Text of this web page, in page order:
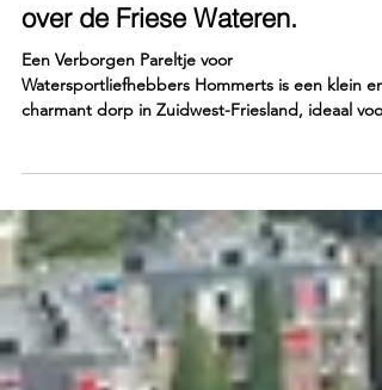
Hommerts: Prachtig Varen
over de Friese Wateren.
charmant dorp in Zuidwest-Friesland, ideaal voor
wie in alle rust wil genieten van de Friese natuur.
Gelegen tussen Sneek en Heeg, biedt
een prachtig landschap van weilanden, vaarten
kleine meren. Dit is de perfecte plek voor een
ontspannen vaartocht ver weg van de drukte.